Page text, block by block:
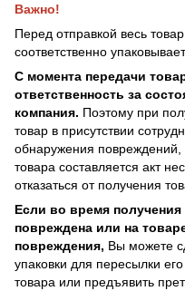
Важно!
Перед отправкой весь
соответственно
С момента передачи
ответственность за
компания. Поэтому при
товар в присутствии
обнаружения повреждений,
товара составляется акт
отказаться от получения
Если во время
повреждена или на
повреждения, Вы можете
упаковки для пересылки
товара или предъявить